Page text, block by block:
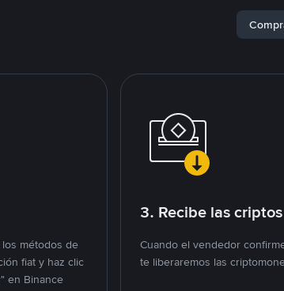
métodos de
fiat y haz clic
en Binance
3. Recibe las criptos
Cuando el vendedor
te liberaremos las